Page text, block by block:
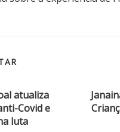
atualiza
Covid e
luta